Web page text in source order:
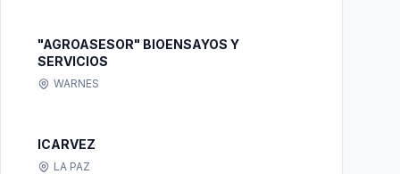
"AGROASESOR" BIOENSAYOS Y
SERVICIOS
WARNES
ICARVEZ
LA PAZ